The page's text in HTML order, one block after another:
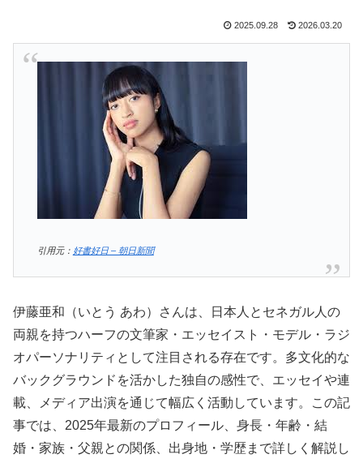
2025.09.28 2026.03.20
引用元： 好書好日 – 朝日新聞
伊藤亜和（いとう あわ）さんは、日本人とセネガル人の
両親を持つハーフの文筆家・エッセイスト・モデル・ラジ
オパーソナリティとして注目される存在です。多文化的な
バックグラウンドを活かした独自の感性で、エッセイや連
載、メディア出演を通じて幅広く活動しています。この記
事では、2025年最新のプロフィール、身長・年齢・結
婚・家族・父親との関係、出身地・学歴まで詳しく解説し